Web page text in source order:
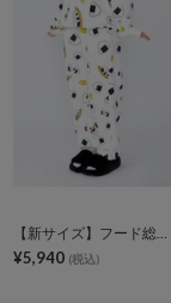
【新サイズ】フード総柄スウェットパンツ
¥5,940 (税込)